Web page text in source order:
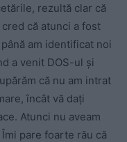
rezultă clar că
că atunci a fost
am identificat noi
a venit DOS-ul şi
că nu am intrat
încât vă daţi
Atunci nu aveam
pare foarte rău că